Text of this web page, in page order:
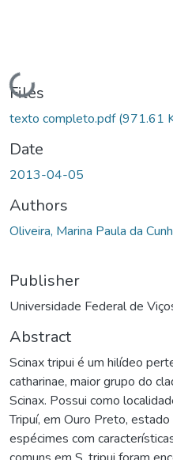
Loading...
Files
texto completo.pdf(971.61
Date
2013-04-05
Authors
Oliveira, Marina Paula da
Publisher
Universidade Federal de
Abstract
Scinax tripui é um hilídeo
catharinae, maior grupo do
Scinax. Possui como
Tripuí, em Ouro Preto,
espécimes com